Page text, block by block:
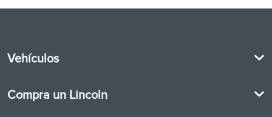
Vehículos
2026 Lincoln NAUTILUS
Compra un Lincoln